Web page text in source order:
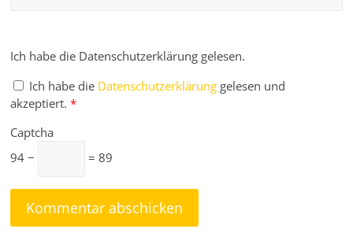
Ich habe die Datenschutzerklärung gelesen.
Ich habe die Datenschutzerklärung gelesen und
akzeptiert. *
Captcha
94 −
= 89